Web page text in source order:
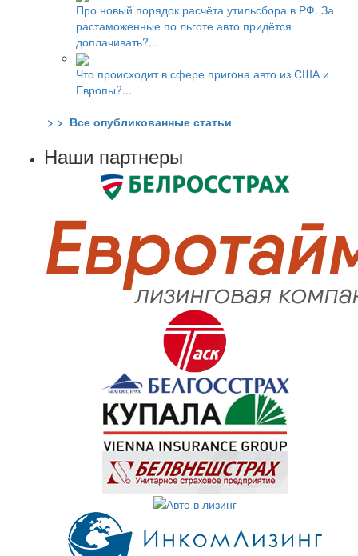
Про новый порядок расчёта утильсбора в РФ. За
растаможенные по льготе авто придётся
доплачивать?...
Что происходит в сфере пригона авто из США и
Европы?...
> > Все опубликованные статьи
Наши партнеры